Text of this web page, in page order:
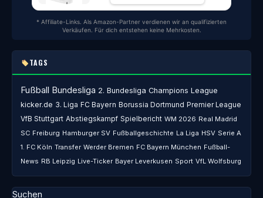
* Affiliate-Links. Als Amazon-Partner verdienen wir an qualifizierten
Verkäufen. Für dich entstehen keine Mehrkosten.
TAGS
Fußball Bundesliga 2. Bundesliga Champions League
kicker.de 3. Liga FC Bayern Borussia Dortmund Premier League
VfB Stuttgart Abstiegskampf Spielbericht WM 2026 Real Madrid
SC Freiburg Hamburger SV Fußballgeschichte La Liga HSV Serie A
1. FC Köln Transfer Werder Bremen FC Bayern München Fußball-
News RB Leipzig Live-Ticker Bayer Leverkusen Sport VfL Wolfsburg
Suchen